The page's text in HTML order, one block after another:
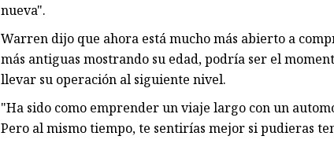
nueva".
Warren dijo que ahora está mucho más abierto a
más antiguas mostrando su edad, podría ser el
llevar su operación al siguiente nivel.
"Ha sido como emprender un viaje largo con un
Pero al mismo tiempo, te sentirías mejor si pudieras